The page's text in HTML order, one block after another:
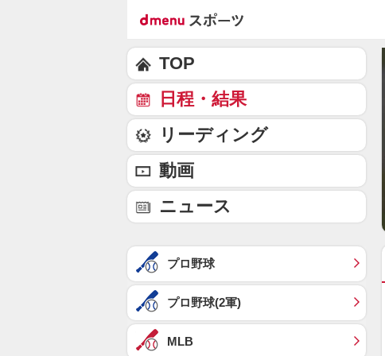
TOP
日程・結果
リーディング
動画
ニュース
プロ野球
プロ野球(2軍)
MLB